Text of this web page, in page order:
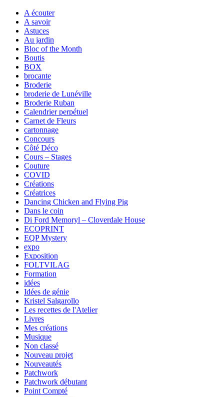
A écouter
A savoir
Astuces
Au jardin
Bloc of the Month
Boutis
BOX
brocante
Broderie
broderie de Lunéville
Broderie Ruban
Calendrier perpétuel
Carnet de Fleurs
cartonnage
Concours
Côté Déco
Cours – Stages
Couture
COVID
Créations
Créatrices
Dancing Chicken and Flying Pig
Dans le coin
Di Ford Memoryl – Cloverdale House
ECOPRINT
EQP Mystery
expo
Exposition
FOLTVILAG
Formation
idées
Idées de génie
Kristel Salgarollo
Les recettes de l'Atelier
Livres
Mes créations
Musique
Non classé
Nouveau projet
Nouveautés
Patchwork
Patchwork débutant
Point Compté